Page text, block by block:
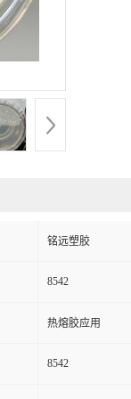
铭远塑胶
8542
热熔胶应用
8542